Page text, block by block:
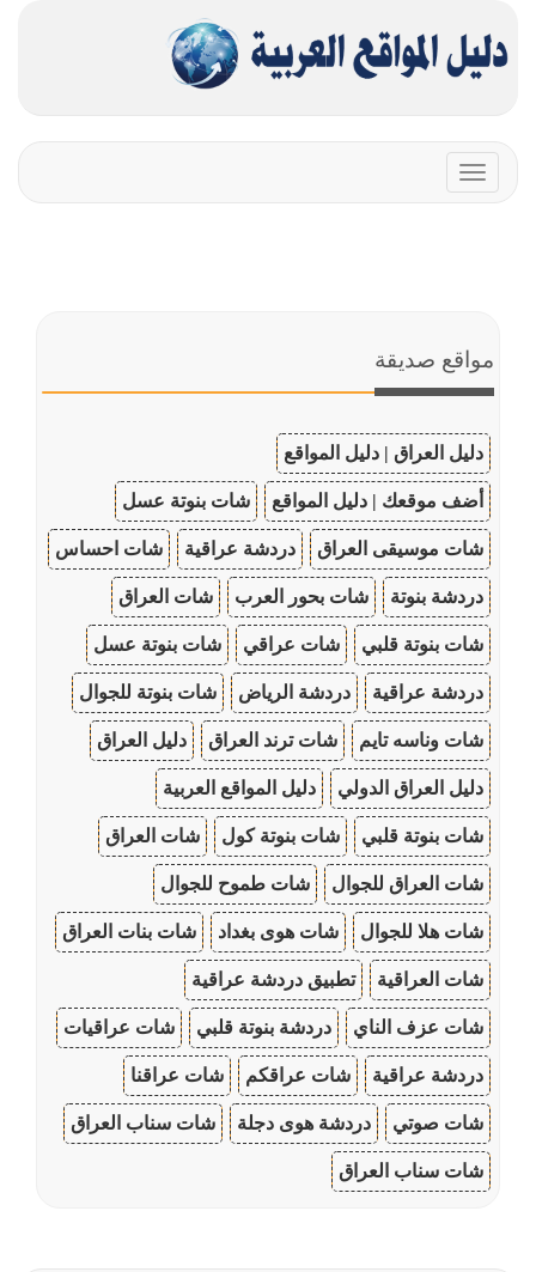
Toggle
navigation
مواقع صديقة
دليل العراق | دليل المواقع
أضف موقعك | دليل المواقع شات بنوتة عسل
شات موسيقى العراق دردشة عراقية شات احساس
دردشة بنوتة شات بحور العرب شات العراق
شات بنوتة قلبي شات عراقي شات بنوتة عسل
دردشة عراقية دردشة الرياض شات بنوتة للجوال
شات وناسه تايم شات ترند العراق دليل العراق
دليل العراق الدولي دليل المواقع العربية
شات بنوتة قلبي شات بنوتة كول شات العراق
شات العراق للجوال شات طموح للجوال
شات هلا للجوال شات هوى بغداد شات بنات العراق
شات العراقية تطبيق دردشة عراقية
شات عزف الناي دردشة بنوتة قلبي شات عراقيات
دردشة عراقية شات عراقكم شات عراقنا
شات صوتي دردشة هوى دجلة شات سناب العراق
شات سناب العراق